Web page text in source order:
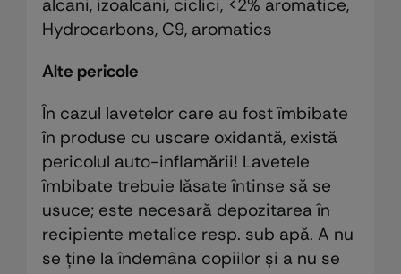
alcani, izoalcani, ciclici, <2% aromatice,
Hydrocarbons, C9, aromatics
Alte pericole
În cazul lavetelor care au fost îmbibate
în produse cu uscare oxidantă, există
pericolul auto-inflamării! Lavetele
îmbibate trebuie lăsate întinse să se
usuce; este necesară depozitarea în
recipiente metalice resp. sub apă. A nu
se ţine la îndemâna copiilor şi a nu se